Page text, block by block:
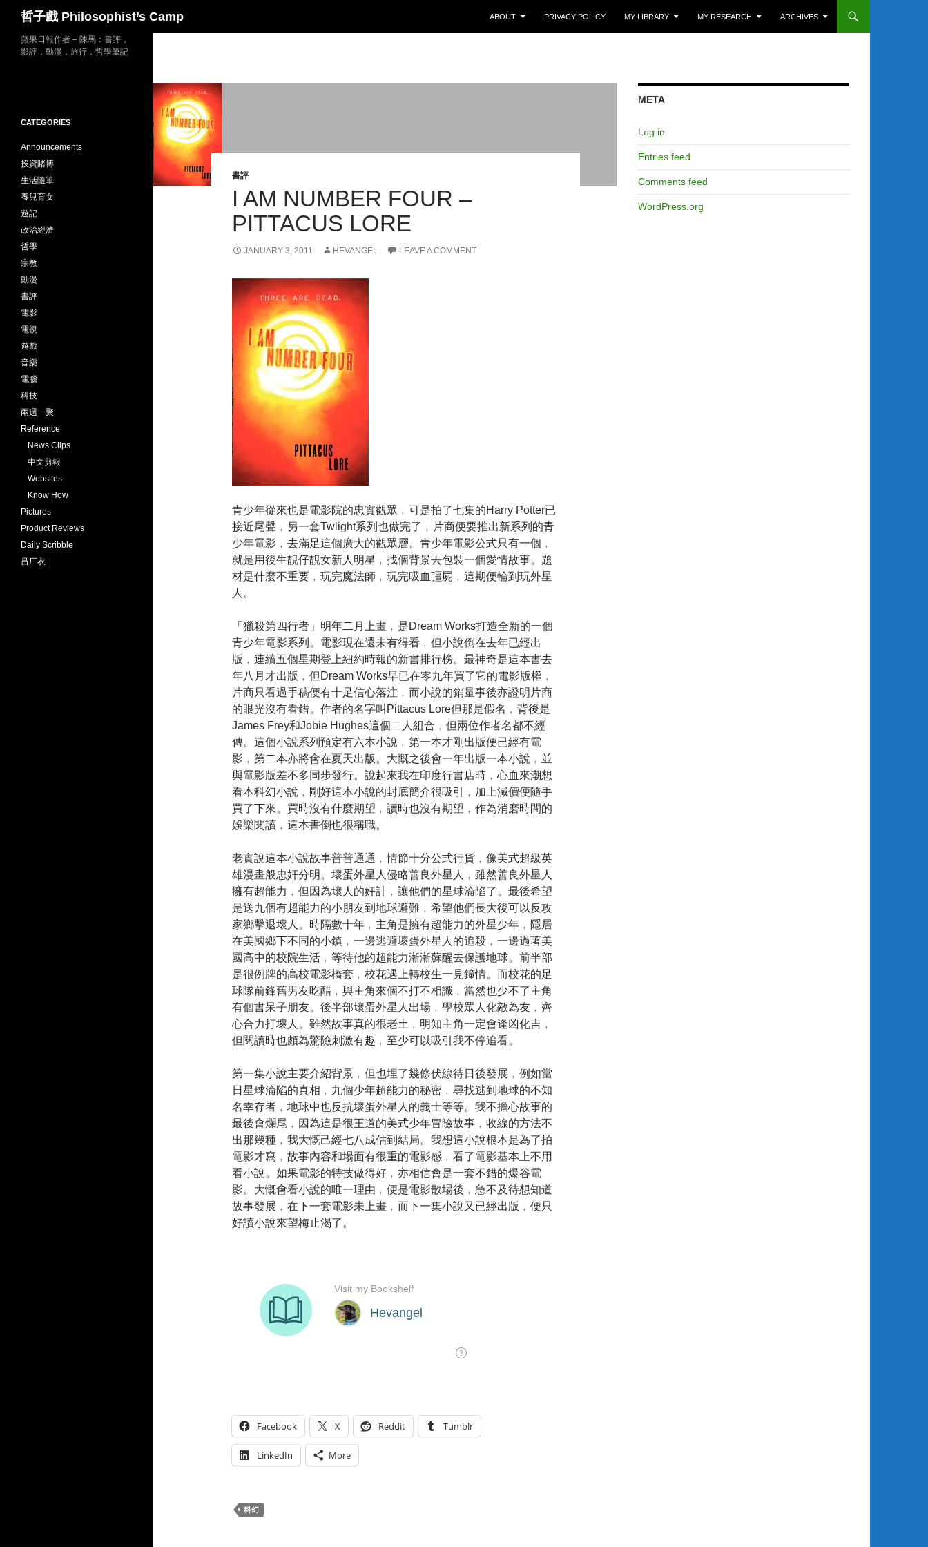
Skip
哲子戲 Philosophist’s Camp
Search
ABOUT PRIVACY POLICY MY LIBRARY MY RESEARCH ARCHIVES
書評
I AM NUMBER FOUR –
PITTACUS LORE
JANUARY 3, 2011 HEVANGEL LEAVE A COMMENT
青少年從來也是電影院的忠實觀眾﹐可是拍了七集的Harry Potter已
接近尾聲﹐另一套Twlight系列也做完了﹐片商便要推出新系列的青
少年電影﹐去滿足這個廣大的觀眾層。青少年電影公式只有一個﹐
就是用後生靚仔靚女新人明星﹐找個背景去包裝一個愛情故事。題
材是什麼不重要﹐玩完魔法師﹐玩完吸血彊屍﹐這期便輪到玩外星
人。
「獵殺第四行者」明年二月上畫﹐是Dream Works打造全新的一個
青少年電影系列。電影現在還未有得看﹐但小說倒在去年已經出
版﹐連續五個星期登上紐約時報的新書排行榜。最神奇是這本書去
年八月才出版﹐但Dream Works早已在零九年買了它的電影版權﹐
片商只看過手稿便有十足信心落注﹐而小說的銷量事後亦證明片商
的眼光沒有看錯。作者的名字叫Pittacus Lore但那是假名﹐背後是
James Frey和Jobie Hughes這個二人組合﹐但兩位作者名都不經
傳。這個小說系列預定有六本小說﹐第一本才剛出版便已經有電
影﹐第二本亦將會在夏天出版。大慨之後會一年出版一本小說﹐並
與電影版差不多同步發行。說起來我在印度行書店時﹐心血來潮想
看本科幻小說﹐剛好這本小說的封底簡介很吸引﹐加上減價便隨手
買了下來。買時沒有什麼期望﹐讀時也沒有期望﹐作為消磨時間的
娛樂閱讀﹐這本書倒也很稱職。
老實說這本小說故事普普通通﹐情節十分公式行貨﹐像美式超級英
雄漫畫般忠奸分明。壞蛋外星人侵略善良外星人﹐雖然善良外星人
擁有超能力﹐但因為壞人的奸計﹐讓他們的星球淪陷了。最後希望
是送九個有超能力的小朋友到地球避難﹐希望他們長大後可以反攻
家鄉擊退壞人。時隔數十年﹐主角是擁有超能力的外星少年﹐隱居
在美國鄉下不同的小鎮﹐一邊逃避壞蛋外星人的追殺﹐一邊過著美
國高中的校院生活﹐等待他的超能力漸漸蘇醒去保護地球。前半部
是很例牌的高校電影橋套﹐校花遇上轉校生一見鐘情。而校花的足
球隊前鋒舊男友吃醋﹐與主角來個不打不相識﹐當然也少不了主角
有個書呆子朋友。後半部壞蛋外星人出場﹐學校眾人化敵為友﹐齊
心合力打壞人。雖然故事真的很老土﹐明知主角一定會逢凶化吉﹐
但閱讀時也頗為驚險刺激有趣﹐至少可以吸引我不停追看。
第一集小說主要介紹背景﹐但也埋了幾條伏線待日後發展﹐例如當
日星球淪陷的真相﹐九個少年超能力的秘密﹐尋找逃到地球的不知
名幸存者﹐地球中也反抗壞蛋外星人的義士等等。我不擔心故事的
最後會爛尾﹐因為這是很王道的美式少年冒險故事﹐收線的方法不
出那幾種﹐我大慨己經七八成估到結局。我想這小說根本是為了拍
電影才寫﹐故事內容和場面有很重的電影感﹐看了電影基本上不用
看小說。如果電影的特技做得好﹐亦相信會是一套不錯的爆谷電
影。大慨會看小說的唯一理由﹐便是電影散場後﹐急不及待想知道
故事發展﹐在下一套電影未上畫﹐而下一集小說又已經出版﹐便只
好讀小說來望梅止渴了。
Facebook X Reddit Tumblr
LinkedIn More
科幻
META
Log in
Entries feed
Comments feed
WordPress.org
蘋果日報作者 – 陳馬：書評，
影評，動漫，旅行，哲學筆記
CATEGORIES
Announcements
投資賭博
生活隨筆
養兒育女
遊記
政治經濟
哲學
宗教
動漫
書評
電影
電視
遊戲
音樂
電腦
科技
兩週一聚
Reference
News Clips
中文剪報
Websites
Know How
Pictures
Product Reviews
Daily Scribble
吕厂衣